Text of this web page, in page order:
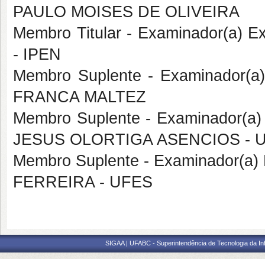
PAULO MOISES DE OLIVEIRA
Membro Titular - Examinador(a)
- IPEN
Membro Suplente -
FRANCA MALTEZ
Membro Suplente -
JESUS OLORTIGA ASENCIOS -
Membro Suplente -
FERREIRA - UFES
SIGAA | UFABC - Superintendência de Tecnologia da